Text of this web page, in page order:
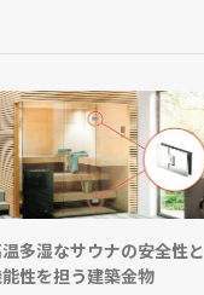
多湿なサウナの安全性と
性を担う建築金物